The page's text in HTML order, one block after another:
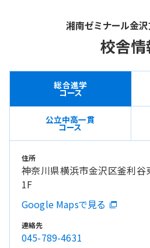
湘南ゼミナール金
校舎情
総合進学
コース
公立中高一貫
コース
住所
神奈川県横浜市金沢区釜利谷
1F
Google Mapsで見る
連絡先
045-789-4631